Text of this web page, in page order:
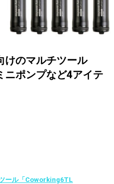
けのマルチツール
ニポンプなど4アイテ
ール「Coworking6TL